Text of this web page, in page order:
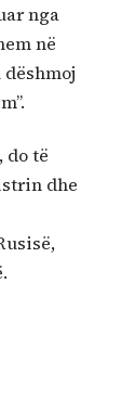
nga
në
do të
dhe